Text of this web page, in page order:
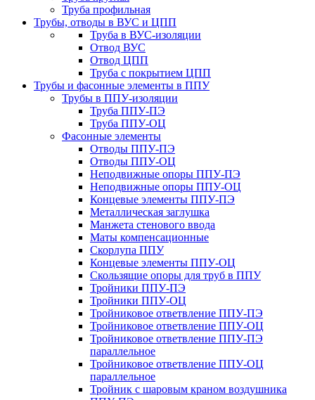
Труба профильная
Трубы, отводы в ВУС и ЦПП
Труба в ВУС-изоляции
Отвод ВУС
Отвод ЦПП
Труба с покрытием ЦПП
Трубы и фасонные элементы в ППУ
Трубы в ППУ-изоляции
Труба ППУ-ПЭ
Труба ППУ-ОЦ
Фасонные элементы
Отводы ППУ-ПЭ
Отводы ППУ-ОЦ
Неподвижные опоры ППУ-ПЭ
Неподвижные опоры ППУ-ОЦ
Концевые элементы ППУ-ПЭ
Металлическая заглушка
Манжета стенового ввода
Маты компенсационные
Скорлупа ППУ
Концевые элементы ППУ-ОЦ
Скользящие опоры для труб в ППУ
Тройники ППУ-ПЭ
Тройники ППУ-ОЦ
Тройниковое ответвление ППУ-ПЭ
Тройниковое ответвление ППУ-ОЦ
Тройниковое ответвление ППУ-ПЭ
параллельное
Тройниковое ответвление ППУ-ОЦ
параллельное
Тройник с шаровым краном воздушника